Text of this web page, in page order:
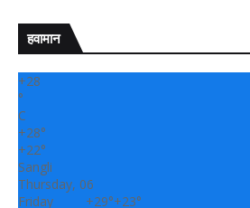
हवामान
+28
°
C
+28°
+22°
Sangli
Thursday, 06
Friday
+29°+23°